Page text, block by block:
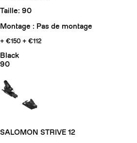
Taille: 90
Montage : Pas de montage
+ €150 + €112
Black
90
SALOMON STRIVE 12